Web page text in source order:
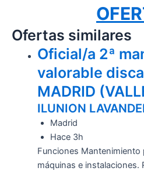
Ofertas similares
Oficial/a 2ª
valorable
MADRID
ILUNION
Madrid
Hace 3h
Funciones Mantenimiento
máquinas e instalaciones.